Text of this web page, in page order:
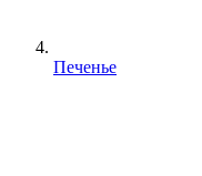
Печенье